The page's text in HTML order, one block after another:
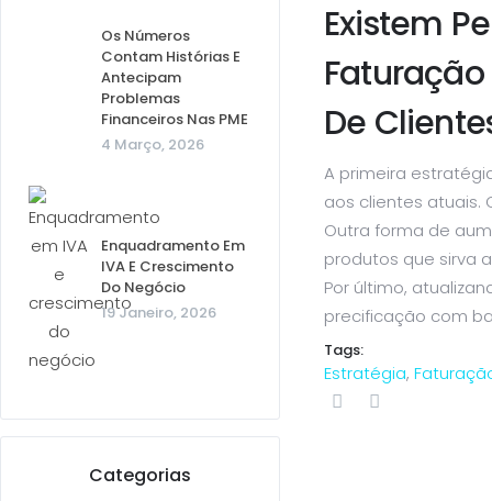
Os Números
Contam Histórias E
Antecipam
Problemas
Financeiros Nas PME
4 Março, 2026
Enquadramento Em
IVA E Crescimento
Do Negócio
19 Janeiro, 2026
Categorias
Existem
De
A primeira
aos clientes atuais.
Outra forma de
produtos que sirva
Por último,
precificação com
Tags:
Estratégia,